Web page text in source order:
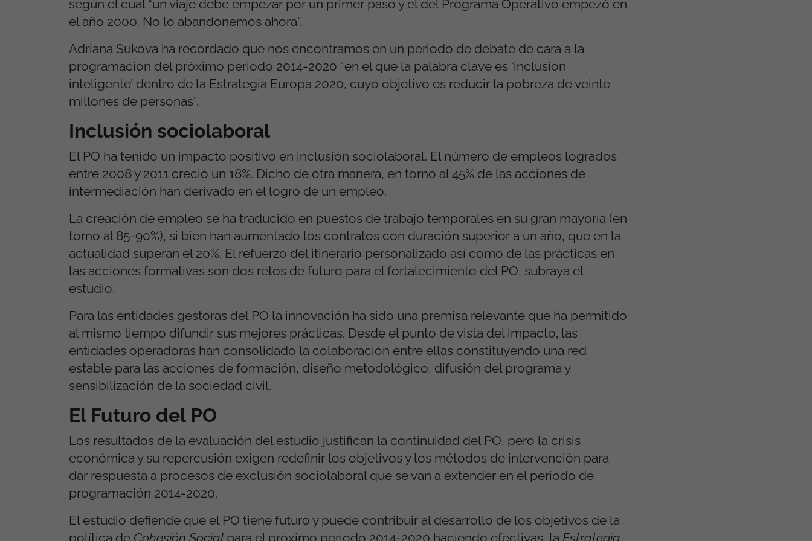
según el cual “un viaje debe empezar por un primer paso y el del Programa Operativo empezó en
el año 2000. No lo abandonemos ahora”.
Adriana Sukova ha recordado que nos encontramos en un periodo de debate de cara a la
programación del próximo periodo 2014-2020 “en el que la palabra clave es ‘inclusión
inteligente’ dentro de la Estrategia Europa 2020, cuyo objetivo es reducir la pobreza de veinte
millones de personas”.
Inclusión sociolaboral
El PO ha tenido un impacto positivo en inclusión sociolaboral. El número de empleos logrados
entre 2008 y 2011 creció un 18%. Dicho de otra manera, en torno al 45% de las acciones de
intermediación han derivado en el logro de un empleo.
La creación de empleo se ha traducido en puestos de trabajo temporales en su gran mayoría (en
torno al 85-90%), si bien han aumentado los contratos con duración superior a un año, que en la
actualidad superan el 20%. El refuerzo del itinerario personalizado así como de las prácticas en
las acciones formativas son dos retos de futuro para el fortalecimiento del PO, subraya el
estudio.
Para las entidades gestoras del PO la innovación ha sido una premisa relevante que ha permitido
al mismo tiempo difundir sus mejores prácticas. Desde el punto de vista del impacto, las
entidades operadoras han consolidado la colaboración entre ellas constituyendo una red
estable para las acciones de formación, diseño metodológico, difusión del programa y
sensibilización de la sociedad civil.
El Futuro del PO
Los resultados de la evaluación del estudio justifican la continuidad del PO, pero la crisis
económica y su repercusión exigen redefinir los objetivos y los métodos de intervención para
dar respuesta a procesos de exclusión sociolaboral que se van a extender en el periodo de
programación 2014-2020.
El estudio defiende que el PO tiene futuro y puede contribuir al desarrollo de los objetivos de la
política de Cohesión Social para el próximo periodo 2014-2020 haciendo efectivas, la Estrategia